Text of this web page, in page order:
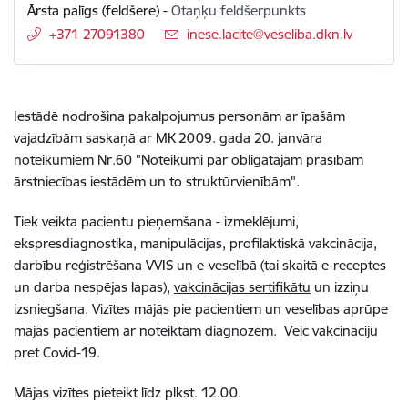
Ārsta palīgs (feldšere) -Otaņķu feldšerpunkts
+371 27091380
E-pasts:
inese.lacite@veseliba.dkn.lv
Iestādē nodrošina pakalpojumus personām ar īpašām
vajadzībām saskaņā ar MK 2009. gada 20. janvāra
noteikumiem Nr.60 "Noteikumi par obligātajām prasībām
ārstniecības iestādēm un to struktūrvienībām".
Tiek veikta pacientu pieņemšana - izmeklējumi,
ekspresdiagnostika, manipulācijas, profilaktiskā vakcinācija,
darbību reģistrēšana VVIS un e-veselībā (tai skaitā e-receptes
un darba nespējas lapas), vakcinācijas sertifikātu un izziņu
izsniegšana. Vizītes mājās pie pacientiem un veselības aprūpe
mājās pacientiem ar noteiktām diagnozēm. Veic vakcināciju
pret Covid-19.
Mājas vizītes pieteikt līdz plkst. 12.00.